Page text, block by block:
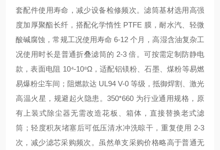
套配件使用寿命，减少设备检修频次。滤筒基材选用高强
度加厚聚酯长纤，搭配化学惰性 PTFE 膜，耐水汽、轻微
酸碱腐蚀，常规工况使用寿命 6-12 个月，高湿含油复杂工
况使用时长是普通折叠滤筒的 2-3 倍。可按需定制防静电
款，表面电阻 10⁴-10⁸Ω，适配铝镁粉、石墨、煤粉等易燃
易爆粉尘车间；阻燃款达 UL94 V-0 等级，抵御焊割、激光
高温火星，规避起火隐患。350*660 为行业通用规格，原
有上装式除尘器无需改造花板、箱体，直接替换老式滤
筒；轻度积灰堵塞后可低压清水冲洗晾干，重复使用 2-3
次，减少滤芯采购频次。虽然单支采购价格略高于普通无